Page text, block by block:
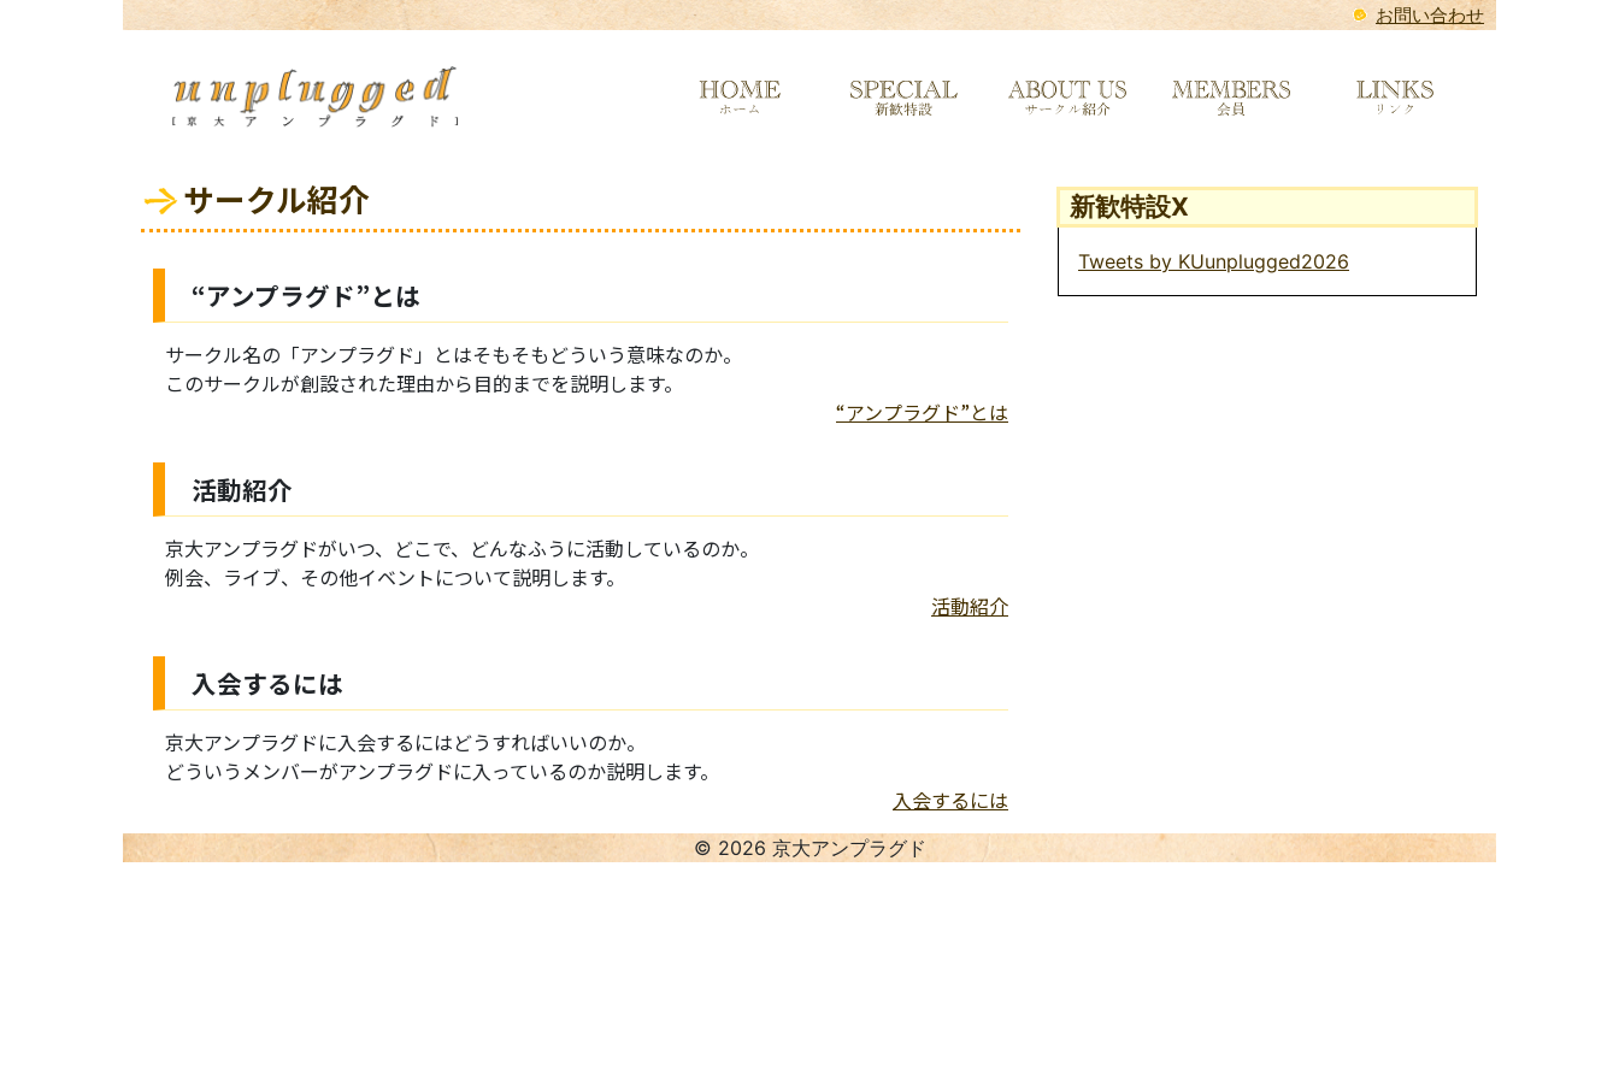
お問い合わせ
サークル紹介
“アンプラグド”とは
サークル名の「アンプラグド」とはそもそもどういう意味なのか。
このサークルが創設された理由から目的までを説明します。
“アンプラグド”とは
活動紹介
京大アンプラグドがいつ、どこで、どんなふうに活動しているのか。
例会、ライブ、その他イベントについて説明します。
活動紹介
入会するには
京大アンプラグドに入会するにはどうすればいいのか。
どういうメンバーがアンプラグドに入っているのか説明します。
入会するには
新歓特設X
Tweets by KUunplugged2026
©︎ 2026 京大アンプラグド